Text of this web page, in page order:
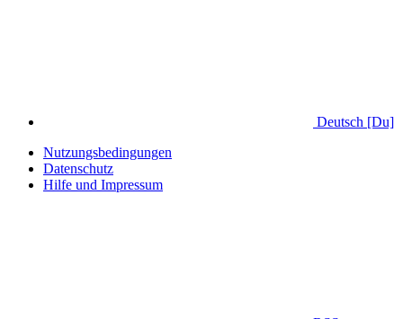
Deutsch [Du]
Nutzungsbedingungen
Datenschutz
Hilfe und Impressum